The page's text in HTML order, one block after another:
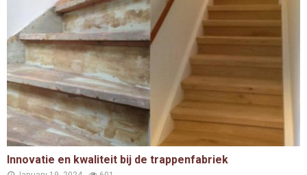
Innovatie en kwaliteit bij de trappenfabriek